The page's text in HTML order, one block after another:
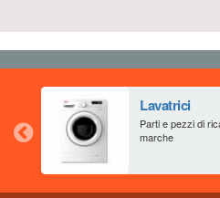
Lavatrici
Parti e pezzi di
marche